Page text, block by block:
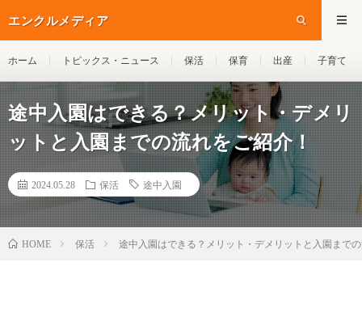
エンクルメディア
ホーム トピックス・ニュース 保活 保育 出産 子育て
途中入園はできる？メリット・デメリ
ットと入園までの流れをご紹介！
2024.05.28 保活 途中入園
HOME 保活 途中入園はできる？メリット・デメリットと入園まで